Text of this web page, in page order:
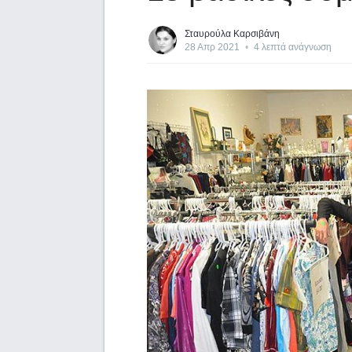
Σταυρούλα Καρσιβάνη
28 Απρ 2021 • 4 λεπτά ανάγνωση